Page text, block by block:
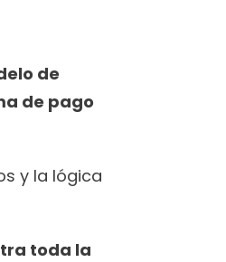
de
de pago
y la lógica
toda la